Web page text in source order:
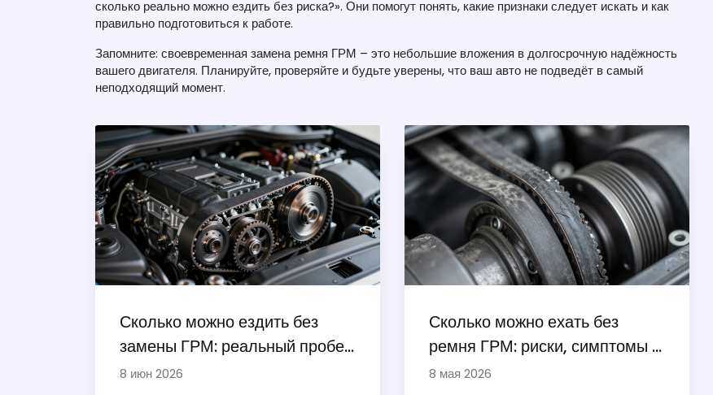
сколько реально можно ездить без риска?». Они помогут понять, какие признаки следует искать и как
правильно подготовиться к работе.
Запомните: своевременная замена ремня ГРМ – это небольшие вложения в долгосрочную надёжность
вашего двигателя. Планируйте, проверяйте и будьте уверены, что ваш авто не подведёт в самый
неподходящий момент.
Сколько можно ездить без
замены ГРМ: реальный пробег,
риски и признаки износа
8 июн 2026
Сколько можно ехать без
ремня ГРМ: риски, симптомы и
последствия для двигателя
8 мая 2026